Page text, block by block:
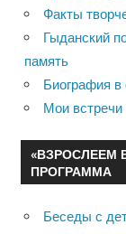
Факты
Гыданский
память
Биография
Мои
«ВЗРОСЛЕЕМ
ПРОГРАММА
Беседы с